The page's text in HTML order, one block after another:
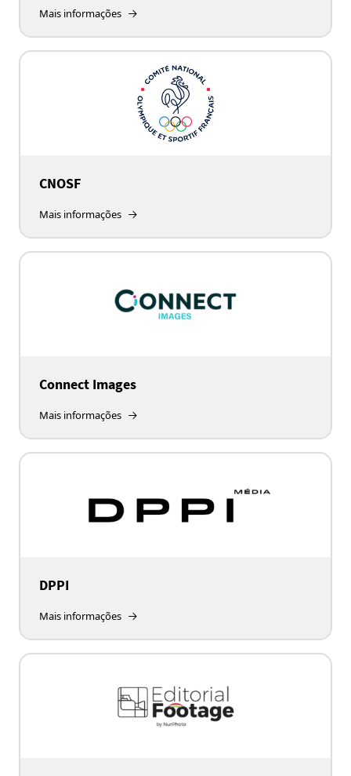
Mais informações
CNOSF
Mais informações
Connect Images
Mais informações
DPPI
Mais informações